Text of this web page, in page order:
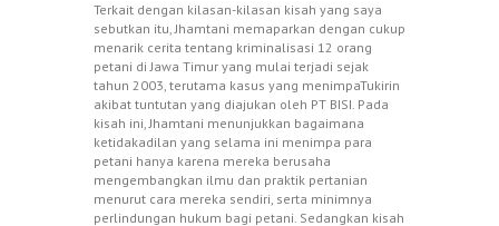
Terkait dengan kilasan-kilasan kisah yang saya
sebutkan itu, Jhamtani memaparkan dengan cukup
menarik cerita tentang kriminalisasi 12 orang
petani di Jawa Timur yang mulai terjadi sejak
tahun 2003, terutama kasus yang menimpaTukirin
akibat tuntutan yang diajukan oleh PT BISI. Pada
kisah ini, Jhamtani menunjukkan bagaimana
ketidakadilan yang selama ini menimpa para
petani hanya karena mereka berusaha
mengembangkan ilmu dan praktik pertanian
menurut cara mereka sendiri, serta minimnya
perlindungan hukum bagi petani. Sedangkan kisah